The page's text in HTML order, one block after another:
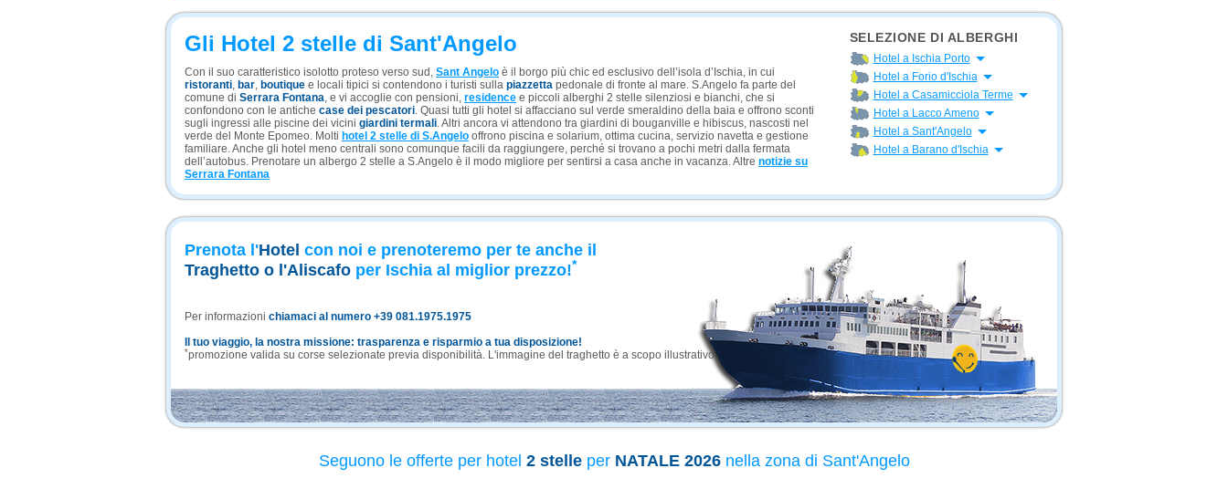
Gli Hotel 2 stelle di Sant'Angelo
Con il suo caratteristico isolotto proteso verso sud, Sant Angelo è il borgo più chic ed esclusivo dell’isola d’Ischia, in cui
ristoranti, bar, boutique e locali tipici si contendono i turisti sulla piazzetta pedonale di fronte al mare. S.Angelo fa parte del
comune di Serrara Fontana, e vi accoglie con pensioni, residence e piccoli alberghi 2 stelle silenziosi e bianchi, che si
confondono con le antiche case dei pescatori. Quasi tutti gli hotel si affacciano sul verde smeraldino della baia e offrono sconti
sugli ingressi alle piscine dei vicini giardini termali. Altri ancora vi attendono tra giardini di bouganville e hibiscus, nascosti nel
verde del Monte Epomeo. Molti hotel 2 stelle di S.Angelo offrono piscina e solarium, ottima cucina, servizio navetta e gestione
familiare. Anche gli hotel meno centrali sono comunque facili da raggiungere, perché si trovano a pochi metri dalla fermata
dell’autobus. Prenotare un albergo 2 stelle a S.Angelo è il modo migliore per sentirsi a casa anche in vacanza. Altre notizie su
Serrara Fontana
SELEZIONE DI ALBERGHI
Hotel a Ischia Porto Apri menu
Hotel a Forio d'Ischia Apri menu
Hotel a Casamicciola Terme Apri menu
Hotel a Lacco Ameno Apri menu
Hotel a Sant'Angelo Apri menu
Hotel a Barano d'Ischia Apri menu
Prenota l'Hotel con noi e prenoteremo per te anche il
Traghetto o l'Aliscafo per Ischia al miglior prezzo!*
Per informazioni chiamaci al numero +39 081.1975.1975
Il tuo viaggio, la nostra missione: trasparenza e risparmio a tua disposizione!
*promozione valida su corse selezionate previa disponibilità. L'immagine del traghetto è a scopo illustrativo.
Seguono le offerte per hotel 2 stelleper NATALE 2026nella zona di Sant'Angelo